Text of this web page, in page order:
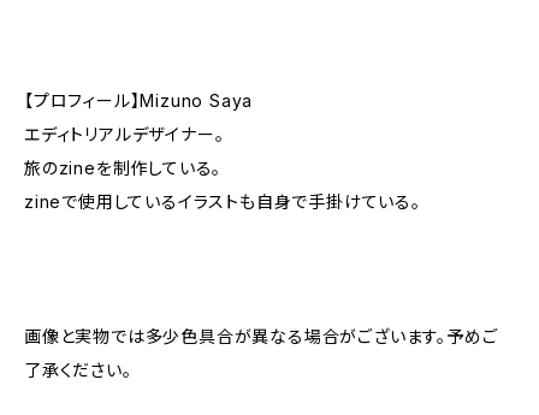
【プロフィール】Mizuno Saya
エディトリアルデザイナー。
旅のzineを制作している。
zineで使用しているイラストも自身で手掛けている。
画像と実物では多少色具合が異なる場合がございます。予めご
了承ください。